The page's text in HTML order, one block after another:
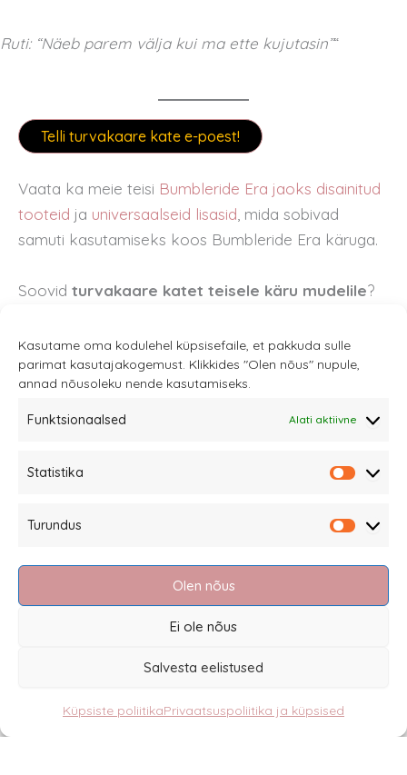
Kasutame oma kodulehel küpsisefaile, et pakkuda sulle
parimat kasutajakogemust. Klikkides "Olen nõus" nupule,
annad nõusoleku nende kasutamiseks.
Funktsionaalsed Alati aktiivne
Statistika
Turundus
Olen nõus
Ei ole nõus
Salvesta eelistused
Küpsiste poliitikaPrivaatsuspoliitika ja küpsised
Ruti: “Näeb parem välja kui ma ette kujutasin”“
Telli turvakaare kate e-poest!
Vaata ka meie teisi Bumbleride Era jaoks disainitud
tooteid ja universaalseid lisasid, mida sobivad
samuti kasutamiseks koos Bumbleride Era käruga.
Soovid turvakaare katet teisele käru mudelile?
Müügitingimused
Kauba tagastamine